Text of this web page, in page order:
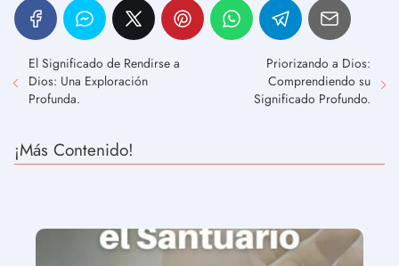
El Significado de Rendirse a
Dios: Una Exploración
Profunda.
Priorizando a Dios:
Comprendiendo su
Significado Profundo.
¡Más Contenido!